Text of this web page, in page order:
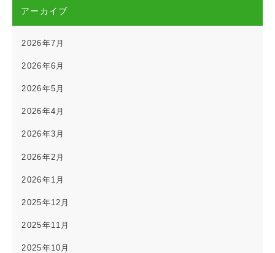
アーカイブ
2026年7月
2026年6月
2026年5月
2026年4月
2026年3月
2026年2月
2026年1月
2025年12月
2025年11月
2025年10月